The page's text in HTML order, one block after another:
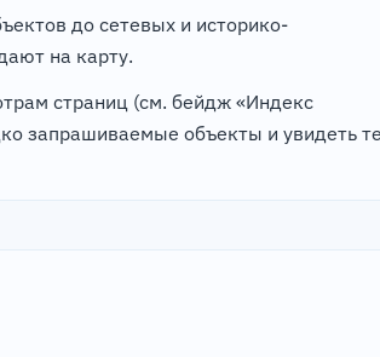
до сетевых и историко-
на карту.
страниц (см. бейдж «Индекс
запрашиваемые объекты и увидеть